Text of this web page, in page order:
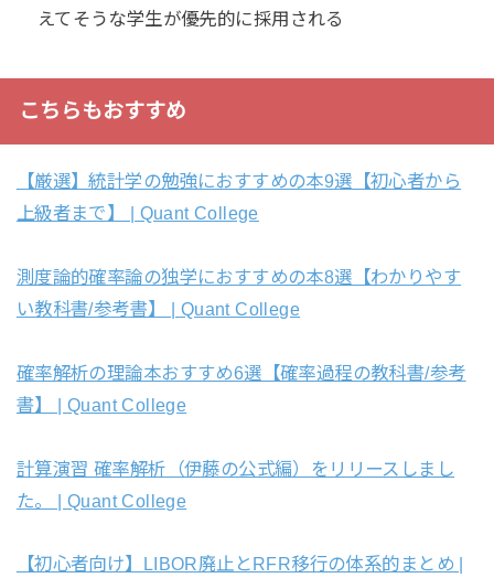
えてそうな学生が優先的に採用される
こちらもおすすめ
【厳選】統計学の勉強におすすめの本9選【初心者から
上級者まで】 | Quant College
測度論的確率論の独学におすすめの本8選【わかりやす
い教科書/参考書】 | Quant College
確率解析の理論本おすすめ6選【確率過程の教科書/参考
書】 | Quant College
計算演習 確率解析（伊藤の公式編）をリリースしまし
た。 | Quant College
【初心者向け】LIBOR廃止とRFR移行の体系的まとめ |